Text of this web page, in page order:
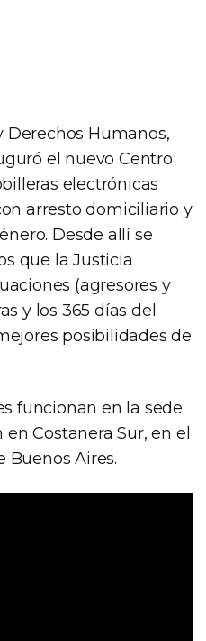
Derechos Humanos,
el nuevo Centro
electrónicas
arresto domiciliario y
Desde allí se
que la Justicia
(agresores y
y los 365 días del
posibilidades de
funcionan en la sede
Costanera Sur, en el
Buenos Aires.